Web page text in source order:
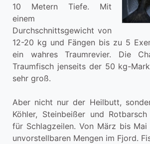
10 Metern Tiefe. Mit
einem
Durchschnittsgewicht von
12-20 kg und Fängen bis zu 5
ein wahres Traumrevier. Die
Traumfisch jenseits der 50 kg-
sehr groß.
Aber nicht nur der Heilbutt,
Köhler, Steinbeißer und
für Schlagzeilen. Von März bis
unvorstellbaren Mengen im Fjord.